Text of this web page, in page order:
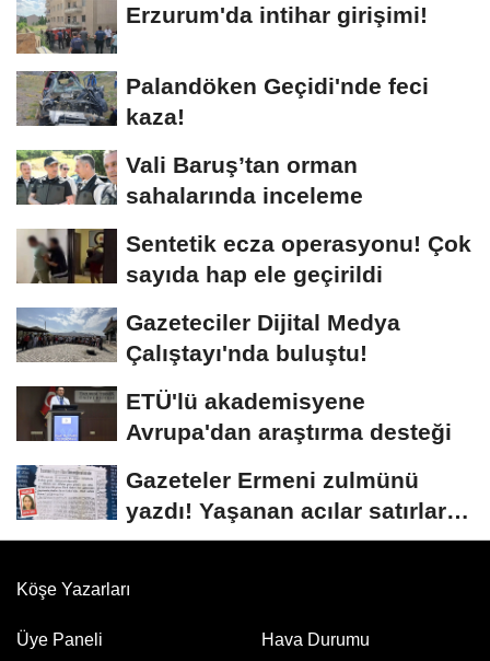
Erzurum'da intihar girişimi!
Palandöken Geçidi'nde feci
kaza!
Vali Baruş’tan orman
sahalarında inceleme
Sentetik ecza operasyonu! Çok
sayıda hap ele geçirildi
Gazeteciler Dijital Medya
Çalıştayı'nda buluştu!
ETÜ'lü akademisyene
Avrupa'dan araştırma desteği
Gazeteler Ermeni zulmünü
yazdı! Yaşanan acılar satırlara
böyle...
Köşe Yazarları
Üye Paneli Hava Durumu